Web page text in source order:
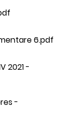
6.pdf
2021 -
-